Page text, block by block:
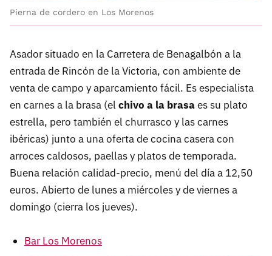
Pierna de cordero en Los Morenos
Asador situado en la Carretera de Benagalbón a la
entrada de Rincón de la Victoria, con ambiente de
venta de campo y aparcamiento fácil. Es especialista
en carnes a la brasa (el chivo a la brasaes su plato
estrella, pero también el churrasco y las carnes
ibéricas) junto a una oferta de cocina casera con
arroces caldosos, paellas y platos de temporada.
Buena relación calidad-precio, menú del día a 12,50
euros. Abierto de lunes a miércoles y de viernes a
domingo (cierra los jueves).
Bar Los Morenos